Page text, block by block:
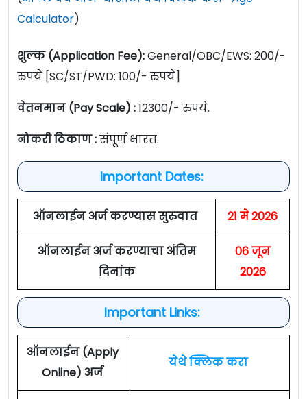
Calculator)
शुल्क (Application Fee):General/OBC/EWS: 200/-
रुपये [SC/ST/PWD: 100/- रुपये]
वेतनमान (Pay Scale) :12300/- रुपये.
नोकरी ठिकाण :संपूर्ण भारत.
Important Dates:
ऑनलाईन अर्ज करण्यास सुरुवात 21 मे 2026
ऑनलाईन अर्ज करण्याचा अंतिम
दिनांक
06 जून
2026
Important Links:
ऑनलाईन (Apply
Online) अर्ज
येथे क्लिक करा